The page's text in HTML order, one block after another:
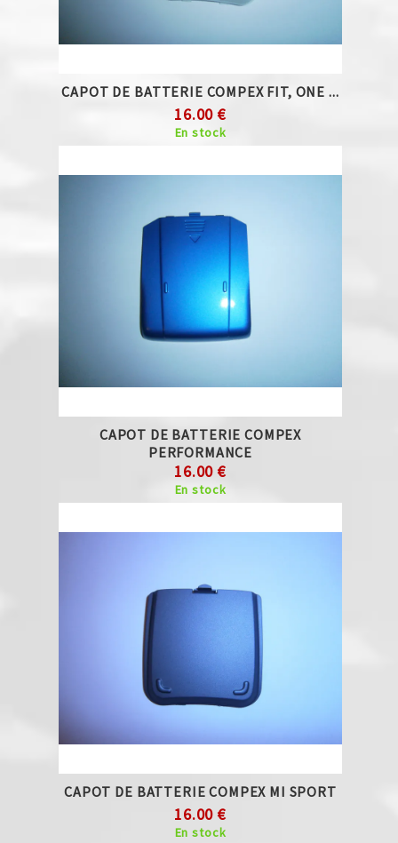
CAPOT DE BATTERIE COMPEX FIT, ONE ...
16.00 €
En stock
CAPOT DE BATTERIE COMPEX
PERFORMANCE
16.00 €
En stock
CAPOT DE BATTERIE COMPEX MI SPORT
16.00 €
En stock